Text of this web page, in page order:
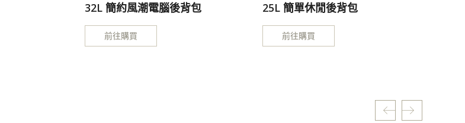
32L 簡約風潮電腦後背包
前往購買
25L 簡單休閒後背包
前往購買